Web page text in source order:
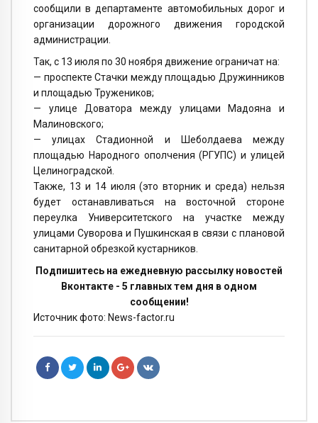
сообщили в департаменте автомобильных дорог и
организации дорожного движения городской
администрации.
Так, с 13 июля по 30 ноября движение ограничат на:
— проспекте Стачки между площадью Дружинников
и площадью Тружеников;
— улице Доватора между улицами Мадояна и
Малиновского;
— улицах Стадионной и Шеболдаева между
площадью Народного ополчения (РГУПС) и улицей
Целиноградской.
Также, 13 и 14 июля (это вторник и среда) нельзя
будет останавливаться на восточной стороне
переулка Университетского на участке между
улицами Суворова и Пушкинская в связи с плановой
санитарной обрезкой кустарников.
Подпишитесь на ежедневную рассылку новостей
Вконтакте - 5 главных тем дня в одном
сообщении!
Источник фото: News-factor.ru